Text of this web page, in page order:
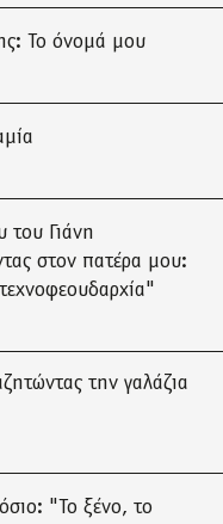
Το όνομά μου
του Γιάνη
στον πατέρα μου:
την γαλάζια
"Το ξένο, το